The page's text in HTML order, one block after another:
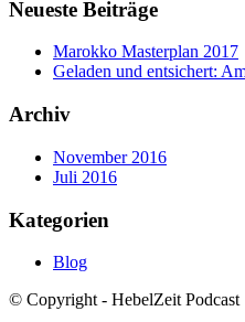
Neueste Beiträge
Marokko Masterplan 2017
Geladen und entsichert:
Archiv
November 2016
Juli 2016
Kategorien
Blog
© Copyright - HebelZeit Podcast